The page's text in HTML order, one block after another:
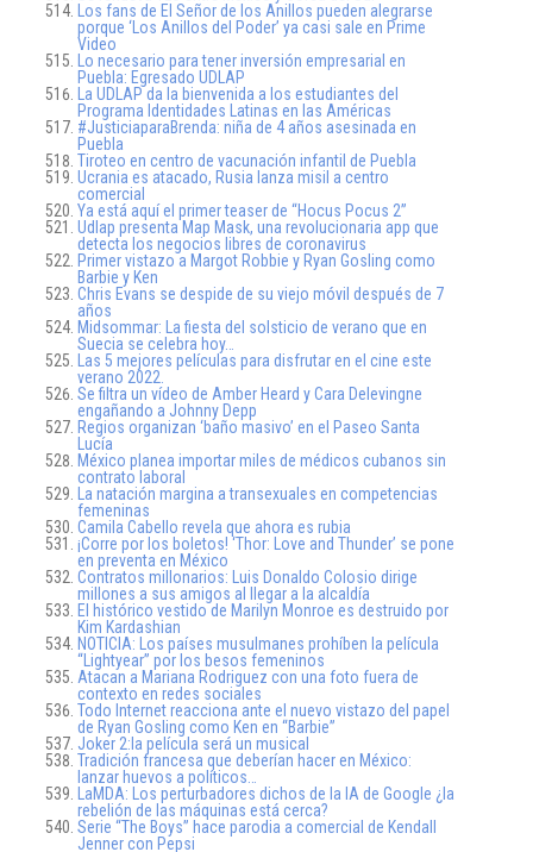
Los fans de El Señor de los Anillos pueden alegrarse
porque ‘Los Anillos del Poder’ ya casi sale en Prime
Video
Lo necesario para tener inversión empresarial en
Puebla: Egresado UDLAP
La UDLAP da la bienvenida a los estudiantes del
Programa Identidades Latinas en las Américas
#JusticiaparaBrenda: niña de 4 años asesinada en
Puebla
Tiroteo en centro de vacunación infantil de Puebla
Ucrania es atacado, Rusia lanza misil a centro
comercial
Ya está aquí el primer teaser de “Hocus Pocus 2”
Udlap presenta Map Mask, una revolucionaria app que
detecta los negocios libres de coronavirus
Primer vistazo a Margot Robbie y Ryan Gosling como
Barbie y Ken
Chris Evans se despide de su viejo móvil después de 7
años
Midsommar: La fiesta del solsticio de verano que en
Suecia se celebra hoy…
Las 5 mejores películas para disfrutar en el cine este
verano 2022.
Se filtra un vídeo de Amber Heard y Cara Delevingne
engañando a Johnny Depp
Regios organizan ‘baño masivo’ en el Paseo Santa
Lucía
México planea importar miles de médicos cubanos sin
contrato laboral
La natación margina a transexuales en competencias
femeninas
Camila Cabello revela que ahora es rubia
¡Corre por los boletos! ‘Thor: Love and Thunder’ se pone
en preventa en México
Contratos millonarios: Luis Donaldo Colosio dirige
millones a sus amigos al llegar a la alcaldía
El histórico vestido de Marilyn Monroe es destruido por
Kim Kardashian
NOTICIA: Los países musulmanes prohíben la película
“Lightyear” por los besos femeninos
Atacan a Mariana Rodriguez con una foto fuera de
contexto en redes sociales
Todo Internet reacciona ante el nuevo vistazo del papel
de Ryan Gosling como Ken en “Barbie”
Joker 2:la película será un musical
Tradición francesa que deberían hacer en México:
lanzar huevos a políticos…
LaMDA: Los perturbadores dichos de la IA de Google ¿la
rebelión de las máquinas está cerca?
Serie “The Boys” hace parodia a comercial de Kendall
Jenner con Pepsi